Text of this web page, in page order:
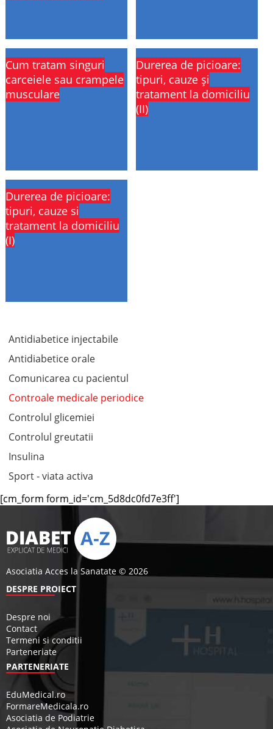
Cum tratam singuri
carceiele sau crampele
musculare
Durerea de picioare:
tipuri, cauze și
tratament la domiciliu
(II)
Durerea de picioare:
tipuri, cauze si
tratament la domiciliu
(I)
Antidiabetice injectabile
Antidiabetice orale
Comunicarea cu pacientul
Controale medicale periodice
Controlul glicemiei
Controlul greutatii
Insulina
Sport - viata activa
[cm_form form_id='cm_5d8dc0fd7e3ff']
Asociatia Acces la Sanatate © 2026
DESPRE PROIECT
Despre noi
Contact
Termeni si conditii
Parteneriate
PARTENERIATE
EduMedical.ro
FormareMedicala.ro
Asociatia de Podiatrie